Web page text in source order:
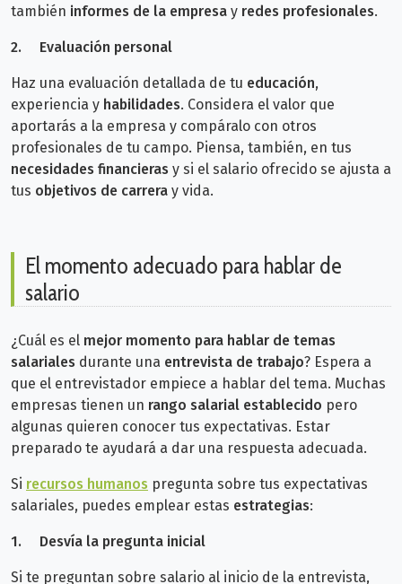
también informes de la empresa y redes profesionales.
2. Evaluación personal
Haz una evaluación detallada de tu educación,
experiencia y habilidades. Considera el valor que
aportarás a la empresa y compáralo con otros
profesionales de tu campo. Piensa, también, en tus
necesidades financieras y si el salario ofrecido se ajusta a
tus objetivos de carrera y vida.
El momento adecuado para hablar de
salario
¿Cuál es el mejor momento para hablar de temas
salariales durante una entrevista de trabajo? Espera a
que el entrevistador empiece a hablar del tema. Muchas
empresas tienen un rango salarial establecido pero
algunas quieren conocer tus expectativas. Estar
preparado te ayudará a dar una respuesta adecuada.
Si recursos humanos pregunta sobre tus expectativas
salariales, puedes emplear estas estrategias:
1. Desvía la pregunta inicial
Si te preguntan sobre salario al inicio de la entrevista,